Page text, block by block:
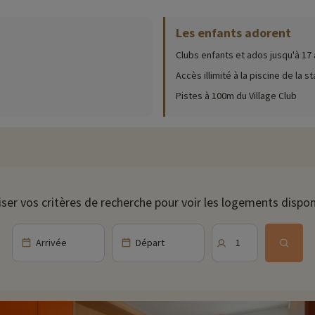
luge, journée à thème... Les parents seront ravis de retrouver
: soirées dansantes, karaoké, casino, spectacles et café-
au sein de la résidence. Vous retrouverez également un billard
au bar du village club.
le cadre idyllique de l'Isère et profiter d'un goûter à la ferme.
snowboard, la luge mais également les randonnées en raquettes.
sorties en VTT.
Les enfants adorent
Clubs enfants et ados jusqu'à 17
Accès illimité à la piscine de la
Pistes à 100m du Village Club
vos critères de recherche pour voir les logements
Arrivée Départ 1